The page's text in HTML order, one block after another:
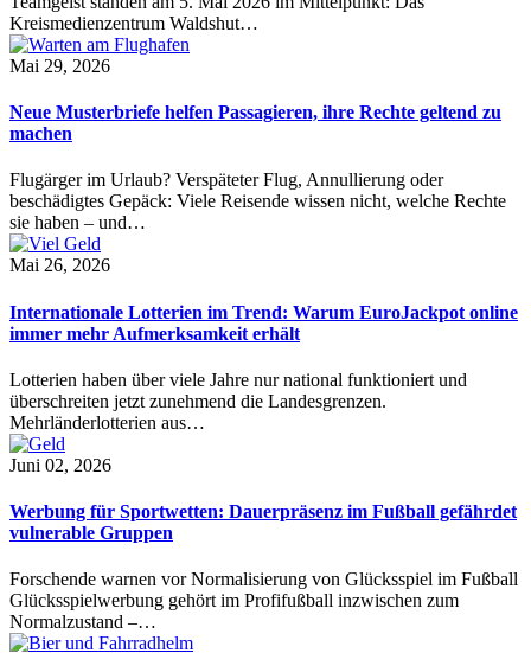
Kreismedienzentrum Waldshut…
Mai 29, 2026
Neue Musterbriefe helfen Passagieren, ihre Rechte geltend zu
machen
Flugärger im Urlaub? Verspäteter Flug, Annullierung oder
beschädigtes Gepäck: Viele Reisende wissen nicht, welche Rechte
sie haben – und…
Mai 26, 2026
Internationale Lotterien im Trend: Warum EuroJackpot online
immer mehr Aufmerksamkeit erhält
Lotterien haben über viele Jahre nur national funktioniert und
überschreiten jetzt zunehmend die Landesgrenzen.
Mehrländerlotterien aus…
Juni 02, 2026
Werbung für Sportwetten: Dauerpräsenz im Fußball gefährdet
vulnerable Gruppen
Forschende warnen vor Normalisierung von Glücksspiel im Fußball
Glücksspielwerbung gehört im Profifußball inzwischen zum
Normalzustand –…